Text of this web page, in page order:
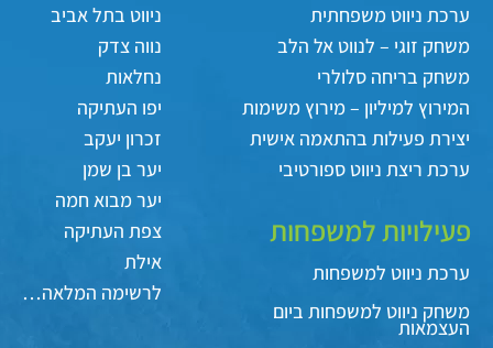
ערכת ניווט משפחתית
משחק זוגי – לנווט אל הלב
משחק בריחה סלולרי
המירוץ למיליון – מירוץ משימות
יצירת פעילות בהתאמה אישית
ערכת ריצת ניווט ספורטיבי
פעילויות למשפחות
ערכת ניווט למשפחות
משחק ניווט למשפחות ביום
העצמאות
ניווט בתל אביב
נווה צדק
נחלאות
יפו העתיקה
זכרון יעקב
יער בן שמן
יער מבוא חמה
צפת העתיקה
אילת
לרשימה המלאה…